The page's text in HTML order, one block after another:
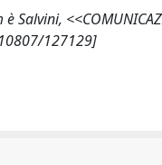
Salvini,
127129]